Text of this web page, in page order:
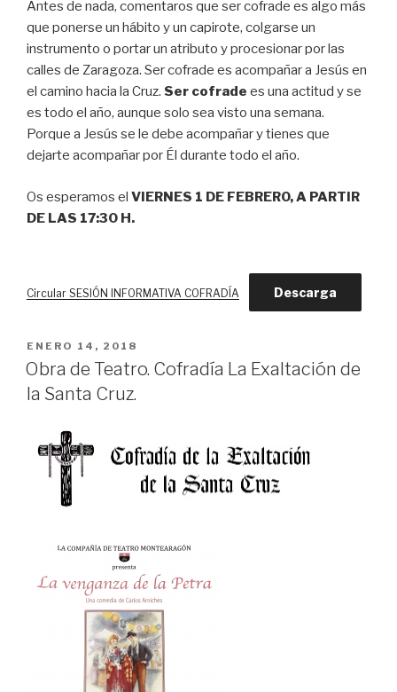
Antes de nada, comentaros que ser cofrade es algo más
que ponerse un hábito y un capirote, colgarse un
instrumento o portar un atributo y procesionar por las
calles de Zaragoza. Ser cofrade es acompañar a Jesús en
el camino hacia la Cruz. Ser cofrade es una actitud y se
es todo el año, aunque solo sea visto una semana.
Porque a Jesús se le debe acompañar y tienes que
dejarte acompañar por Él durante todo el año.
Os esperamos el VIERNES 1 DE FEBRERO, A PARTIR
DE LAS 17:30 H.
Circular SESIÓN INFORMATIVA COFRADÍA Descarga
PUBLICADO
EL
ENERO 14, 2018
Obra de Teatro. Cofradía La Exaltación de
la Santa Cruz.